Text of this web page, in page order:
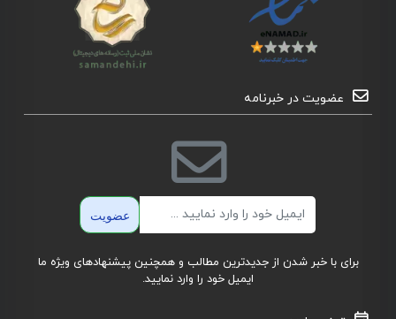
عضویت در خبرنامه
عضویت
برای با خبر شدن از جدیدترین مطالب و همچنین پیشنهادهای ویژه ما
ایمیل خود را وارد نمایید.